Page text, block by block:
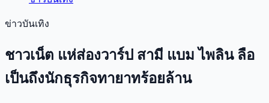
ข่าวบันเทิง
ชาวเน็ต แห่ส่องวาร์ป สามี แบม ไพลิน ลือ
เป็นถึงนักธุรกิจทายาทร้อยล้าน